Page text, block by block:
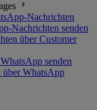
Nachrichten
Nachrichten senden
über Customer
senden
über WhatsApp